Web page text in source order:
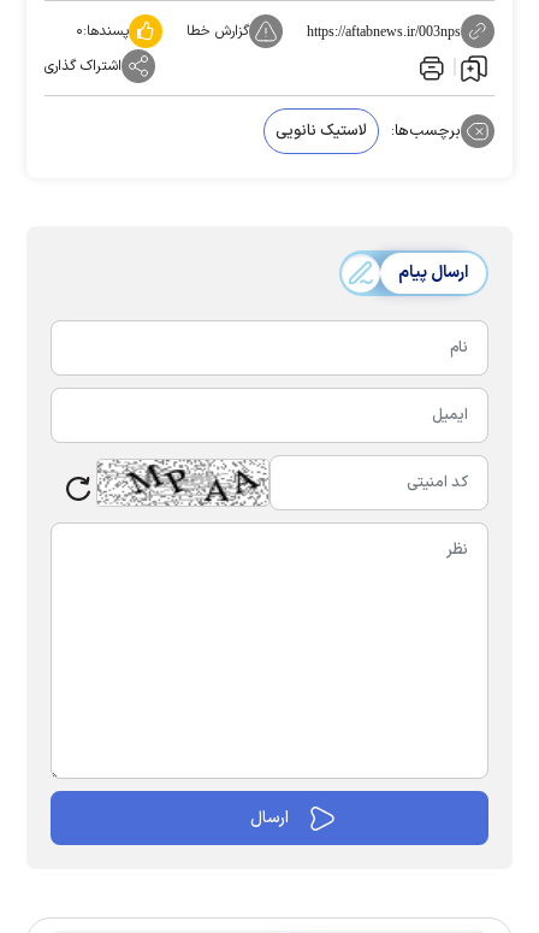
https://aftabnews.ir/003nps گزارش خطا پسندها:۰
اشتراک گذاری
برچسب‌ها: لاستیک نانویی
ارسال پیام